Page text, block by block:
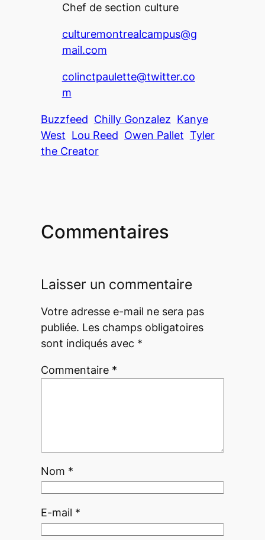
Chef de section culture
culturemontrealcampus@g
mail.com
colinctpaulette@twitter.co
m
Buzzfeed Chilly Gonzalez Kanye
West Lou Reed Owen Pallet Tyler
the Creator
Commentaires
Laisser un commentaire
Votre adresse e-mail ne sera pas
publiée. Les champs obligatoires
sont indiqués avec *
Commentaire *
Nom *
E-mail *